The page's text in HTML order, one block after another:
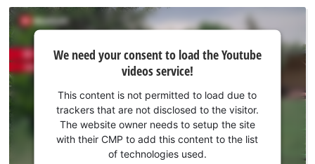
We
need
your
consent
Youtube
We need your consent to load the Youtube
videos service!
This content is not permitted to load due to
trackers that are not disclosed to the visitor.
The website owner needs to setup the site
with their CMP to add this content to the list
of technologies used.